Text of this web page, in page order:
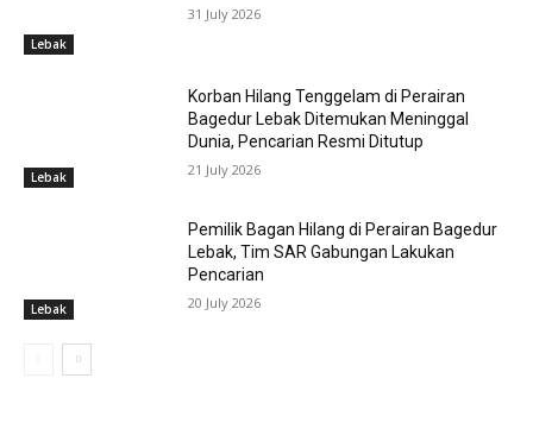
Lebak
31 July 2026
Lebak
Korban Hilang Tenggelam di Perairan
Bagedur Lebak Ditemukan Meninggal
Dunia, Pencarian Resmi Ditutup
21 July 2026
Lebak
Pemilik Bagan Hilang di Perairan Bagedur
Lebak, Tim SAR Gabungan Lakukan
Pencarian
20 July 2026